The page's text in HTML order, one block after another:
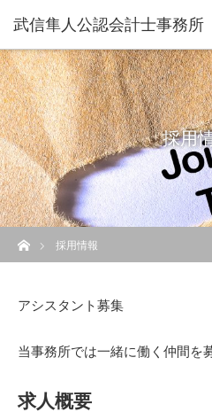
武信隼人公認会計士事務所
採用
採用情報
アシスタント募集
当事務所では一緒に働く仲間を
求人概要